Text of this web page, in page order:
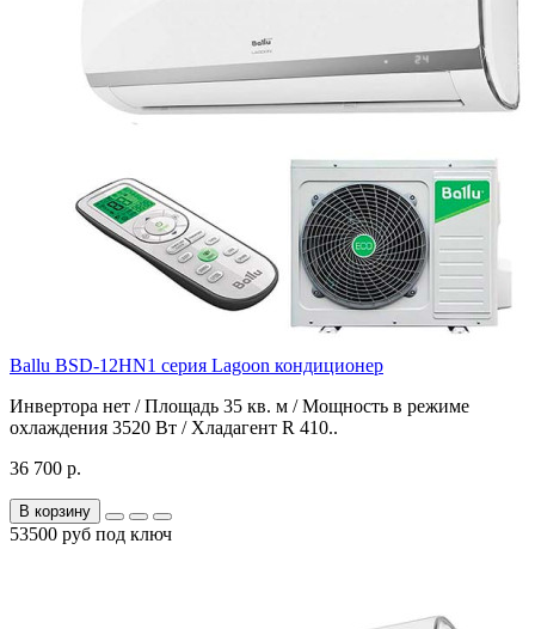
Ballu BSD-12HN1 серия Lagoon кондиционер
Инвертора нет / Площадь 35 кв. м / Мощность в режиме
охлаждения 3520 Вт / Хладагент R 410..
36 700 р.
В корзину
53500 руб под ключ